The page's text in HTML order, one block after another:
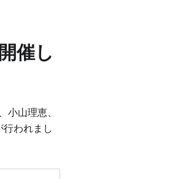
催し
小山理恵
行われまし